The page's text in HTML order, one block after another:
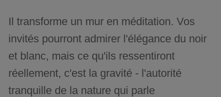
Il transforme un mur en méditation. Vos
invités pourront admirer l'élégance du noir
et blanc, mais ce qu'ils ressentiront
réellement, c'est la gravité - l'autorité
tranquille de la nature qui parle